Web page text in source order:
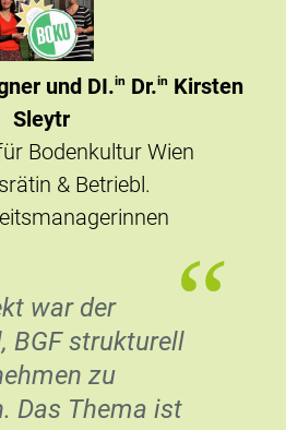
Gebhard
GmbH
BGF-Team
“
Gesundheit
und in Zeiten
wichtiger denn